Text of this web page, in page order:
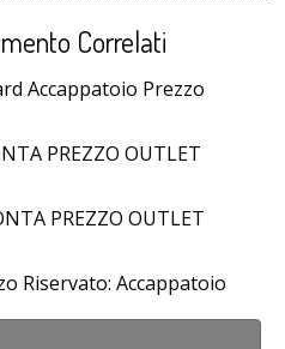
Correlati
Accappatoio Prezzo
PREZZO OUTLET
PREZZO OUTLET
Riservato: Accappatoio